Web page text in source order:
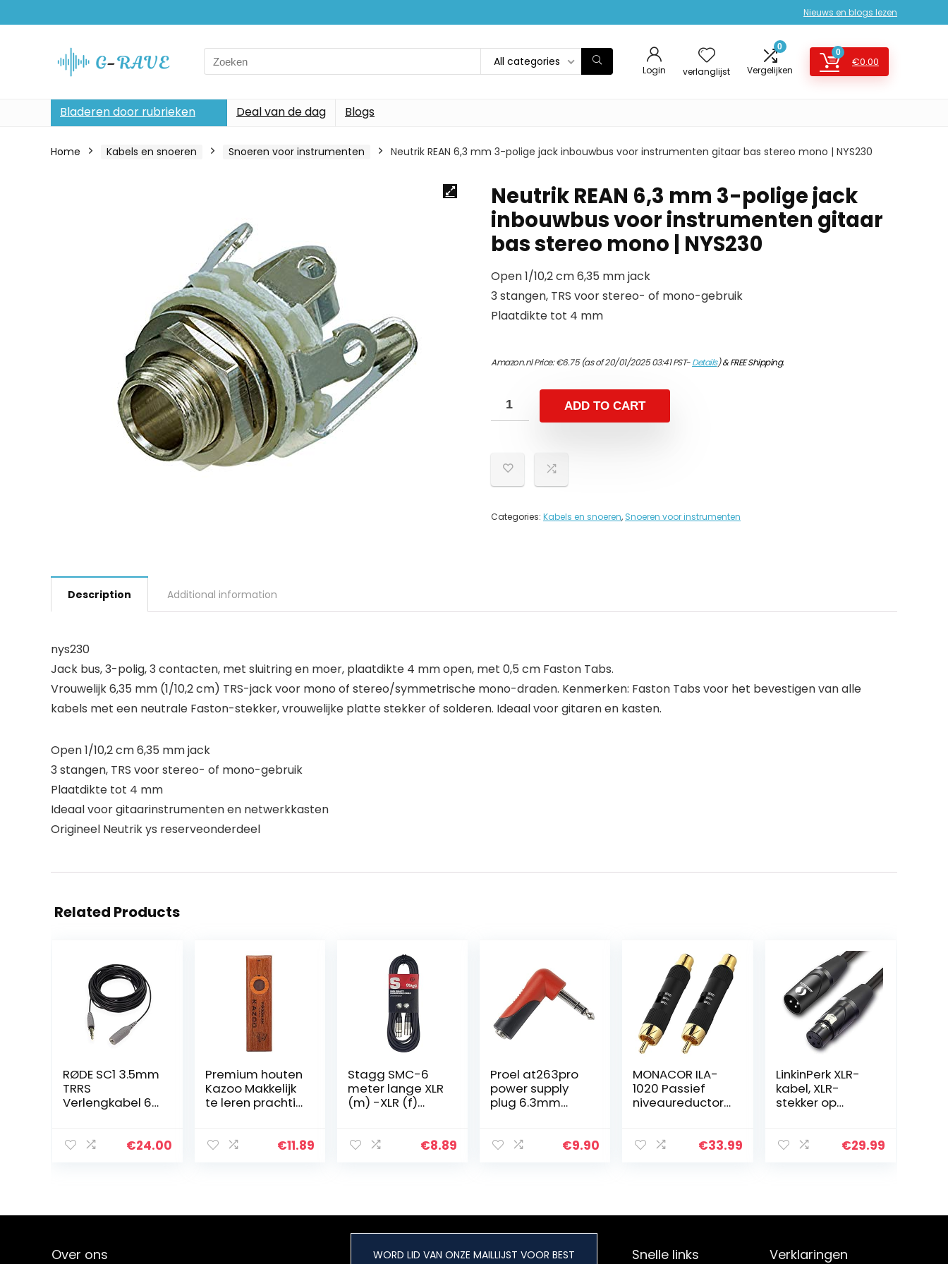
Nieuws en blogs lezen
Search
for:
All categories
Login verlanglijst
0
Vergelijken
0
€0.00
Bladeren door rubrieken Deal van de dag Blogs
Home Kabels en snoeren Snoeren voor instrumenten Neutrik REAN 6,3 mm 3-polige jack inbouwbus voor instrumenten gitaar bas stereo mono | NYS230
Neutrik REAN 6,3 mm 3-polige jack
inbouwbus voor instrumenten gitaar
bas stereo mono | NYS230
Open 1/10,2 cm 6,35 mm jack
3 stangen, TRS voor stereo- of mono-gebruik
Plaatdikte tot 4 mm
Amazon.nl Price:€6.75(as of 20/01/2025 03:41 PST-Details)&FREE Shipping.
ADD TO CART
Categories: Kabels en snoeren, Snoeren voor instrumenten
Description Additional information
nys230
Jack bus, 3-polig, 3 contacten, met sluitring en moer, plaatdikte 4 mm open, met 0,5 cm Faston Tabs.
Vrouwelijk 6,35 mm (1/10,2 cm) TRS-jack voor mono of stereo/symmetrische mono-draden. Kenmerken: Faston Tabs voor het bevestigen van alle
kabels met een neutrale Faston-stekker, vrouwelijke platte stekker of solderen. Ideaal voor gitaren en kasten.
Open 1/10,2 cm 6,35 mm jack
3 stangen, TRS voor stereo- of mono-gebruik
Plaatdikte tot 4 mm
Ideaal voor gitaarinstrumenten en netwerkkasten
Origineel Neutrik ys reserveonderdeel
Related Products
RØDE SC1 3.5mm
TRRS
Verlengkabel 6M
€24.00
Premium houten
Kazoo Makkelijk
te leren prachtig
mensen Hum€11.89
Stagg SMC-6
meter lange XLR
(m) -XLR (f)
mixerkabel,
€8.89
Proel at263pro
power supply
plug 6.3mm
haaks
€9.90
MONACOR ILA-
1020 Passief
niveaureductor
zwart met
€33.99
LinkinPerk XLR-
kabel, XLR-
stekker op
gkabel voor€29.99
Over ons WORD LID VAN ONZE MAILLIJST VOOR BEST Snelle links Verklaringen